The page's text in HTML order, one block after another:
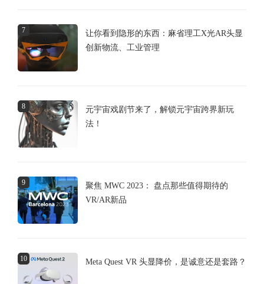
7
让你看到隐形的东西：麻省理工X光AR头显
创新物流、工业管理
8
元宇宙戏剧节来了，解锁元宇宙跨界新玩
法！
9
聚焦 MWC 2023： 盘点那些值得期待的
VR/AR新品
10 Meta Quest VR 头显降价，是诚意还是套路？